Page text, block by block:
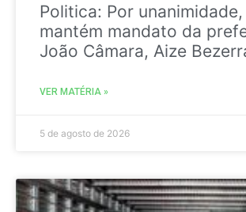
Politica: Por unanimidade,
mantém mandato da
João Câmara, Aize
VER MATÉRIA »
5 de agosto de 2026